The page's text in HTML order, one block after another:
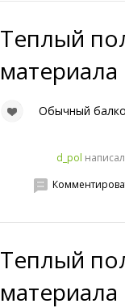
Теплый
Обычный
d_pol
Теплый